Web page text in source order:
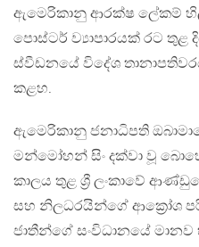
ඇමෙරිකානු ආරක්ෂ ලේකම්
පොස්ටර් ව්‍යාපාරයක් රට
ස්වීඩනයේ විදේශ
කළහ.
ඇමෙරිකානු ජනාධිපති
මන්මෝහන් සිං දක්වා වූ
කාලය තුළ ශ්‍රී ලංකාවේ
සහ නිලධරයින්ගේ ආක්‍රෝශ
ජාතීන්ගේ සංවිධානයේ